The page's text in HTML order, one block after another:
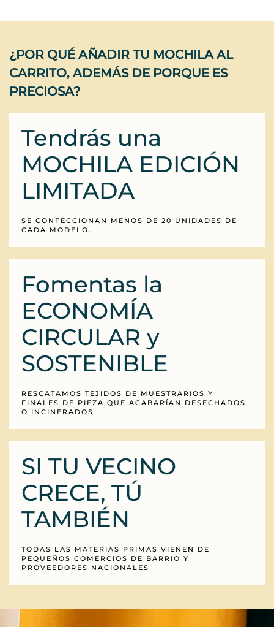
¿POR QUÉ AÑADIR TU MOCHILA AL
CARRITO, ADEMÁS DE PORQUE ES
PRECIOSA?
Tendrás una
MOCHILA EDICIÓN
LIMITADA
SE CONFECCIONAN MENOS DE 20 UNIDADES DE
CADA MODELO.
Fomentas la
ECONOMÍA
CIRCULAR y
SOSTENIBLE
RESCATAMOS TEJIDOS DE MUESTRARIOS Y
FINALES DE PIEZA QUE ACABARÍAN DESECHADOS
O INCINERADOS
SI TU VECINO
CRECE, TÚ
TAMBIÉN
TODAS LAS MATERIAS PRIMAS VIENEN DE
PEQUEÑOS COMERCIOS DE BARRIO Y
PROVEEDORES NACIONALES